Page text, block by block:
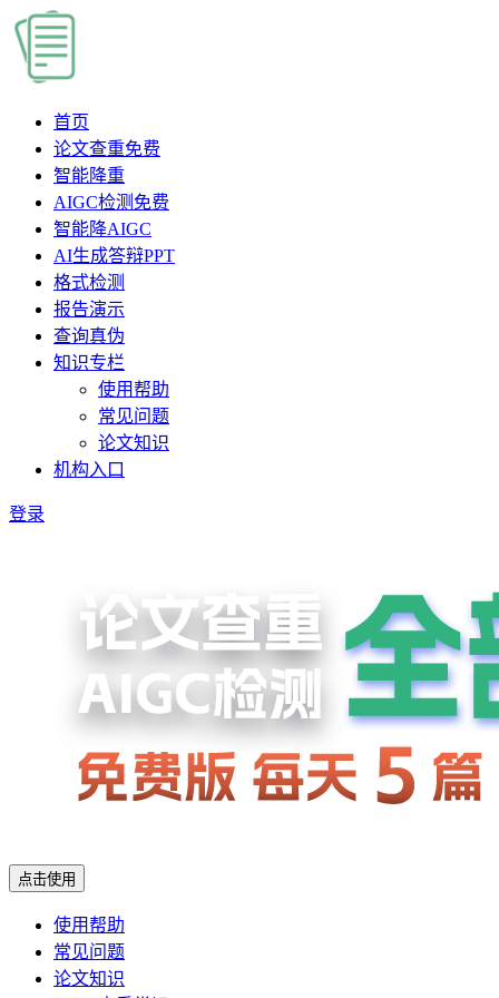
首页
论文查重免费
智能降重
AIGC检测 免费
智能降AIGC
AI生成答辩PPT
格式检测
报告演示
查询真伪
知识专栏
使用帮助
常见问题
论文知识
机构入口
登录
点击使用
使用帮助
常见问题
论文知识